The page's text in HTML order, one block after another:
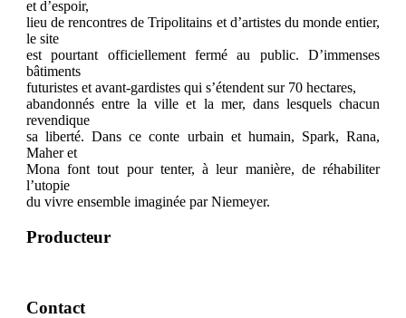
et d’espoir,
lieu de rencontres de Tripolitains et d’artistes du monde entier,
le site
est pourtant officiellement fermé au public. D’immenses
bâtiments
futuristes et avant-gardistes qui s’étendent sur 70 hectares,
abandonnés entre la ville et la mer, dans lesquels chacun
revendique
sa liberté. Dans ce conte urbain et humain, Spark, Rana,
Maher et
Mona font tout pour tenter, à leur manière, de réhabiliter
l’utopie
du vivre ensemble imaginée par Niemeyer.
Producteur
Contact